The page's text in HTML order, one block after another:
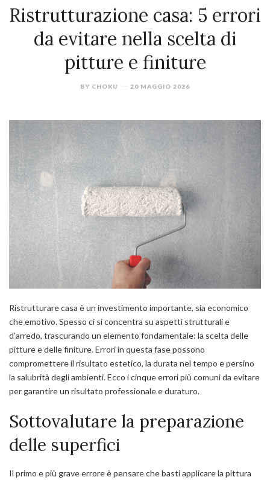
Ristrutturazione casa: 5 errori
da evitare nella scelta di
pitture e finiture
BY CHOKU 20 MAGGIO 2026
Ristrutturare casa è un investimento importante, sia economico
che emotivo. Spesso ci si concentra su aspetti strutturali e
d’arredo, trascurando un elemento fondamentale: la scelta delle
pitture e delle finiture. Errori in questa fase possono
compromettere il risultato estetico, la durata nel tempo e persino
la salubrità degli ambienti. Ecco i cinque errori più comuni da evitare
per garantire un risultato professionale e duraturo.
Sottovalutare la preparazione
delle superfici
Il primo e più grave errore è pensare che basti applicare la pittura